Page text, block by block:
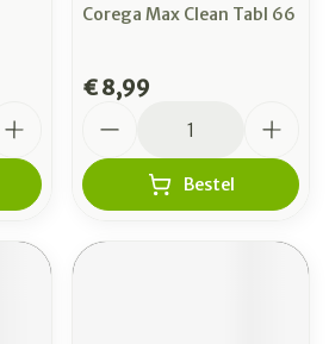
Corega Max Clean Tabl 66
€ 8,99
Bestel